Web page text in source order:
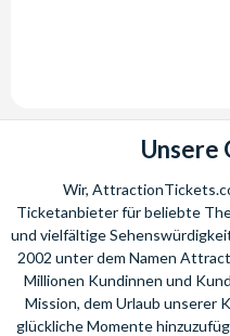
Unsere
Wir,
Ticketanbieter für beliebte
und vielfältige
2002 unter dem Namen
Millionen Kundinnen und
Mission, dem Urlaub unserer
glückliche Momente